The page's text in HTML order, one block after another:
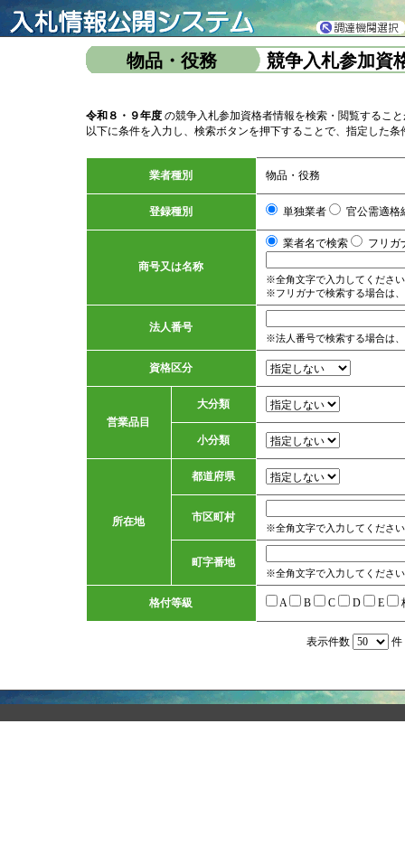
物品・役務 競争入札参加資
令和８・９年度 の競争入札参加資格者情報を検索・閲覧するこ
以下に条件を入力し、検索ボタンを押下することで、指定した
業者種別 物品・役務
登録種別 単独業者 官公需適格
商号又は名称
業者名で検索 フリガ
※全角文字で入力してくださ
※フリガナで検索する場合は
法人番号
※法人番号で検索する場合は
資格区分
営業品目
大分類
小分類
所在地
都道府県
市区町村
※全角文字で入力してくださ
町字番地
※全角文字で入力してくださ
格付等級 A B C D E
表示件数 件